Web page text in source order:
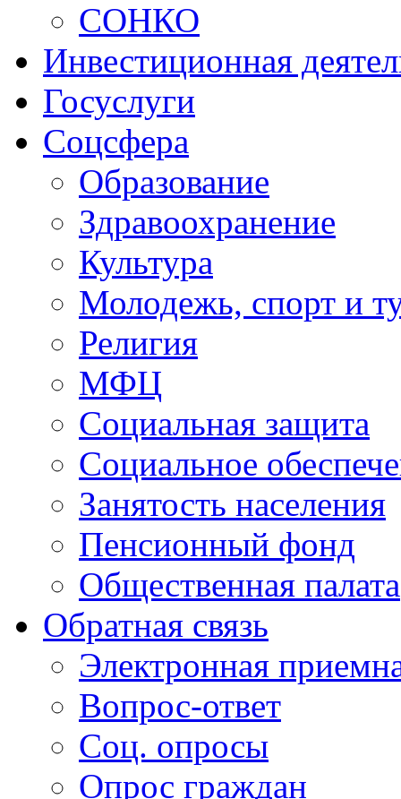
СОНКО
Инвестиционная
Госуслуги
Соцсфера
Образование
Здравоохранение
Культура
Молодежь, спорт и
Религия
МФЦ
Социальная защита
Социальное
Занятость населения
Пенсионный фонд
Общественная палата
Обратная связь
Электронная
Вопрос-ответ
Соц. опросы
Опрос граждан